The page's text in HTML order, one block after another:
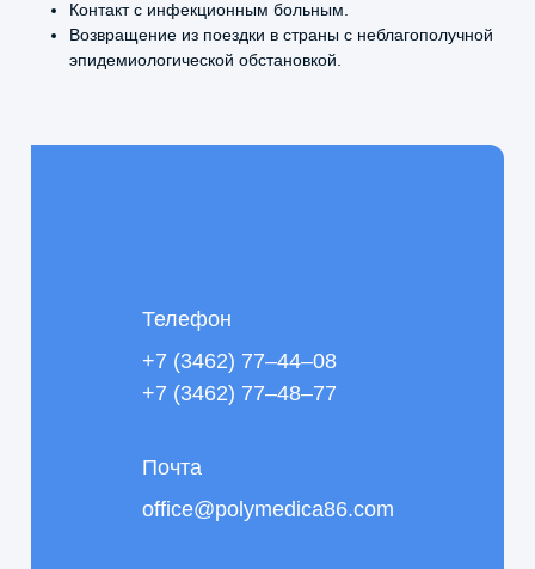
Контакт с инфекционным больным.
Возвращение из поездки в страны с неблагополучной
эпидемиологической обстановкой.
Телефон
+7 (3462) 77–44–08
+7 (3462) 77–48–77
Почта
office@polymedica86.com